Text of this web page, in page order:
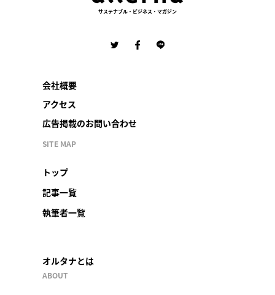
サステナブル・ビジネス・マガジン
会社概要
アクセス
広告掲載のお問い合わせ
SITE MAP
トップ
記事一覧
執筆者一覧
オルタナとは
ABOUT